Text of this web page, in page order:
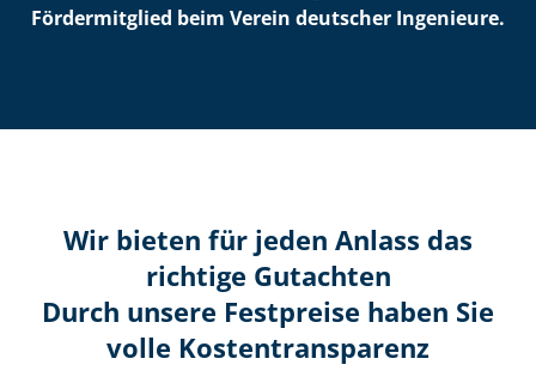
Fördermitglied beim Verein deutscher Ingenieure.
Wir bieten für jeden Anlass das
richtige Gutachten
Durch unsere Festpreise haben Sie
volle Kosten­transparenz